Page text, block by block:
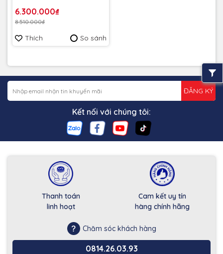
upto 10000MB/s
LVD10Z001TG8 - Bảo hành
5 năm
6.300.000₫
8.510.000₫
Thích So sánh
ĐĂNG KÝ
Kết nối với chúng tôi:
Thanh toán
linh hoạt
Cam kết uy tín
hàng chính hãng
Chăm sóc khách hàng
0814.26.03.93